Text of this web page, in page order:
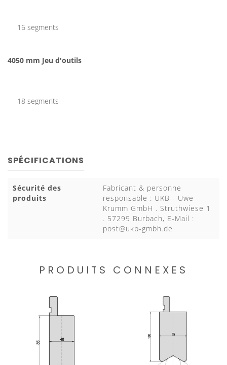
16 segments
4050 mm Jeu d'outils
18 segments
SPÉCIFICATIONS
Sécurité des
produits
Fabricant & personne
responsable : UKB - Uwe
Krumm GmbH . Struthwiese 1
. 57299 Burbach, E-Mail :
post@ukb-gmbh.de
PRODUITS CONNEXES